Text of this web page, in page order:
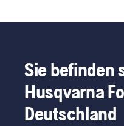
Sie befinden
Husqvarna
Deutschland